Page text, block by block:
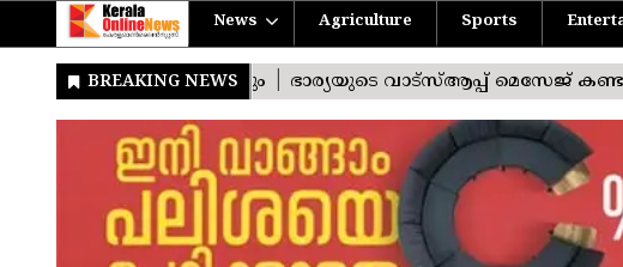
News Agriculture Sports